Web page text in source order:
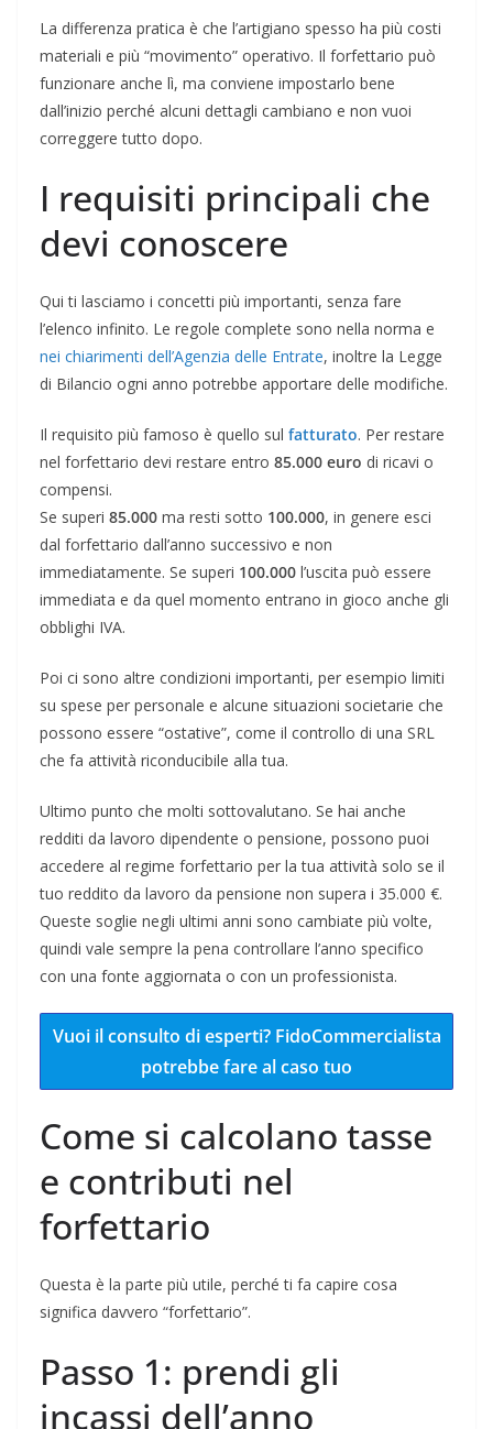
La differenza pratica è che l’artigiano spesso ha più costi
materiali e più “movimento” operativo. Il forfettario può
funzionare anche lì, ma conviene impostarlo bene
dall’inizio perché alcuni dettagli cambiano e non vuoi
correggere tutto dopo.
I requisiti principali che
devi conoscere
Qui ti lasciamo i concetti più importanti, senza fare
l’elenco infinito. Le regole complete sono nella norma e
nei chiarimenti dell’Agenzia delle Entrate, inoltre la Legge
di Bilancio ogni anno potrebbe apportare delle modifiche.
Il requisito più famoso è quello sul fatturato. Per restare
nel forfettario devi restare entro 85.000 euro di ricavi o
compensi.
Se superi 85.000 ma resti sotto 100.000, in genere esci
dal forfettario dall’anno successivo e non
immediatamente. Se superi 100.000 l’uscita può essere
immediata e da quel momento entrano in gioco anche gli
obblighi IVA.
Poi ci sono altre condizioni importanti, per esempio limiti
su spese per personale e alcune situazioni societarie che
possono essere “ostative”, come il controllo di una SRL
che fa attività riconducibile alla tua.
Ultimo punto che molti sottovalutano. Se hai anche
redditi da lavoro dipendente o pensione, possono puoi
accedere al regime forfettario per la tua attività solo se il
tuo reddito da lavoro da pensione non supera i 35.000 €.
Queste soglie negli ultimi anni sono cambiate più volte,
quindi vale sempre la pena controllare l’anno specifico
con una fonte aggiornata o con un professionista.
Vuoi il consulto di esperti? FidoCommercialista
potrebbe fare al caso tuo
Come si calcolano tasse
e contributi nel
forfettario
Questa è la parte più utile, perché ti fa capire cosa
significa davvero “forfettario”.
Passo 1: prendi gli
incassi dell’anno